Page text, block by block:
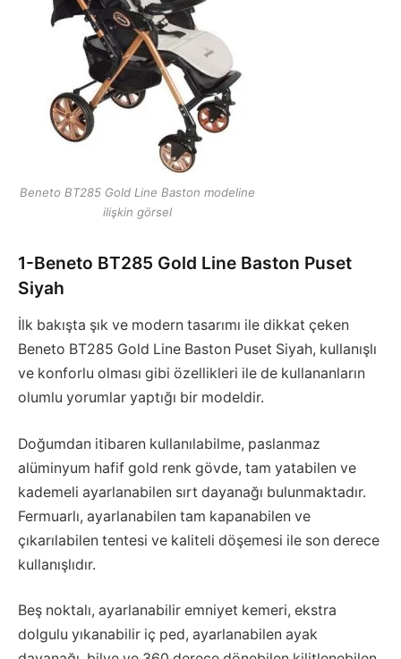
Beneto BT285 Gold Line Baston modeline
ilişkin görsel
1-Beneto BT285 Gold Line Baston Puset
Siyah
İlk bakışta şık ve modern tasarımı ile dikkat çeken
Beneto BT285 Gold Line Baston Puset Siyah, kullanışlı
ve konforlu olması gibi özellikleri ile de kullananların
olumlu yorumlar yaptığı bir modeldir.
Doğumdan itibaren kullanılabilme, paslanmaz
alüminyum hafif gold renk gövde, tam yatabilen ve
kademeli ayarlanabilen sırt dayanağı bulunmaktadır.
Fermuarlı, ayarlanabilen tam kapanabilen ve
çıkarılabilen tentesi ve kaliteli döşemesi ile son derece
kullanışlıdır.
Beş noktalı, ayarlanabilir emniyet kemeri, ekstra
dolgulu yıkanabilir iç ped, ayarlanabilen ayak